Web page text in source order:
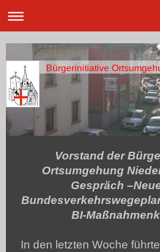
Bürgerinitiative
Vorstand der
Ortsumgehung
Gespräch
BI-
In den letzten Woche